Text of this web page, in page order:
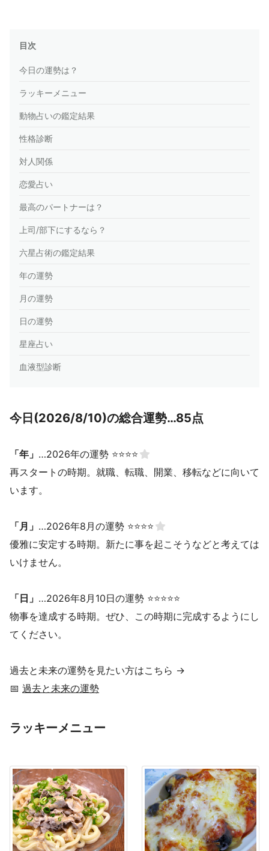
目次
今日の運勢は？
ラッキーメニュー
動物占いの鑑定結果
性格診断
対人関係
恋愛占い
最高のパートナーは？
上司/部下にするなら？
六星占術の鑑定結果
年の運勢
月の運勢
日の運勢
星座占い
血液型診断
今日(2026/8/10)の総合運勢…85点
「年」 …2026年の運勢 ⭐⭐⭐⭐
再スタートの時期。就職、転職、開業、移転などに向いて
います。
「月」 …2026年8月の運勢 ⭐⭐⭐⭐
優雅に安定する時期。新たに事を起こそうなどと考えては
いけません。
「日」 …2026年8月10日の運勢 ⭐⭐⭐⭐⭐
物事を達成する時期。ぜひ、この時期に完成するようにし
てください。
過去と未来の運勢を見たい方はこちら →
📅 過去と未来の運勢
ラッキーメニュー